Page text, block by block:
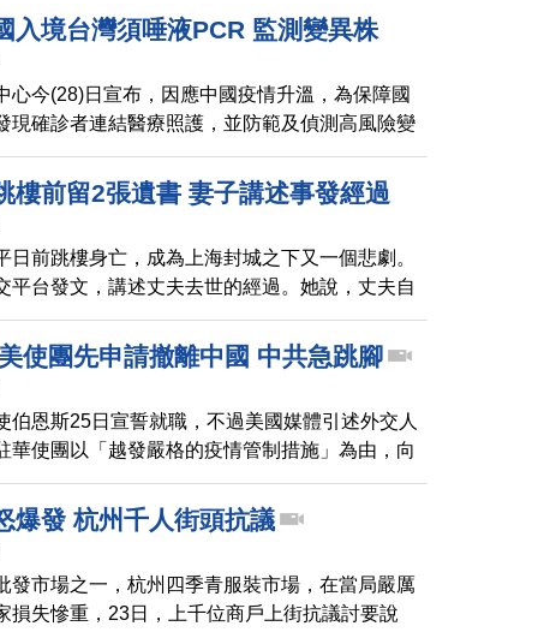
民也呼籲民眾自主減少大型聚會，度過這波疫
入境台灣須唾液PCR 監測變異株
心今(28)日宣布，因應中國疫情升溫，為保障國
現確診者連結醫療照護，並防範及偵測高風險變
月1日零時至1月31日(航班表定抵台時間)，除維
光客來台之政策外，搭乘自中國4個直航航線，及
通專案之來台旅客，入境時須於機場(或港口)配合
檢陽性者依規定進行5+n居家照護及自主健康管
疾管署昆陽實驗室進行病毒定序。
樓前留2張遺書 妻子講述事發經過
日前跳樓身亡，成為上海封城之下又一個悲劇。
平台發文，講述丈夫去世的經過。她說，丈夫自
訴說自己的痛苦和絕望。
使團先申請撤離中國 中共急跳腳
伯恩斯25日宣誓就職，不過美國媒體引述外交人
華使團以「越發嚴格的疫情管制措施」為由，向
權撤離」請求，允許大使館工作人員及其家屬離
到任，駐華使團就先申請撤離，引起外界關注。
爆發 杭州千人街頭抗議
發市場之一，杭州四季青服裝市場，在當局嚴厲
損失慘重，23日，上千位商戶上街抗議討要說